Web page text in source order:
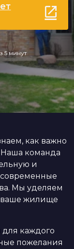
5 минут
как важно
Наша команда
и
современные
Мы уделяем
ваше жилище
каждого
пожелания